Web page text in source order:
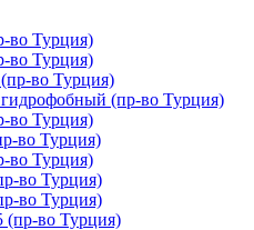
во Турция)
во Турция)
во Турция)
(пр-во Турция)
во Турция)
во Турция)
во Турция)
во Турция)
во Турция)
во Турция)